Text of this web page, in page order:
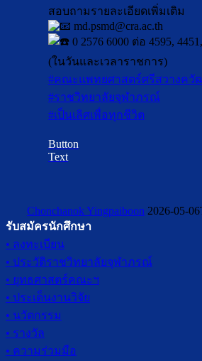
สอบถามรายละเอียดเพิ่มเติม
md.psmd@cra.ac.th
0 2576 6000 ต่อ 4595,
(ในวันและเวลาราชการ)
#คณะแพทยศาสตร์ศรีสวางควั
#ราชวิทยาลัยจุฬาภรณ์
#เป็นเลิศเพื่อทุกชีวิต
Button
Text
Chonchanok Yingpaiboon 2026-05-
รับสมัครนักศึกษา
• ลงทะเบียน
• ประวัติราชวิทยาลัยจุฬาภรณ์
• ยุทธศาสตร์คณะฯ
• ประเด็นงานวิจัย
• นวัตกรรม
• รางวัล
• ความร่วมมือ